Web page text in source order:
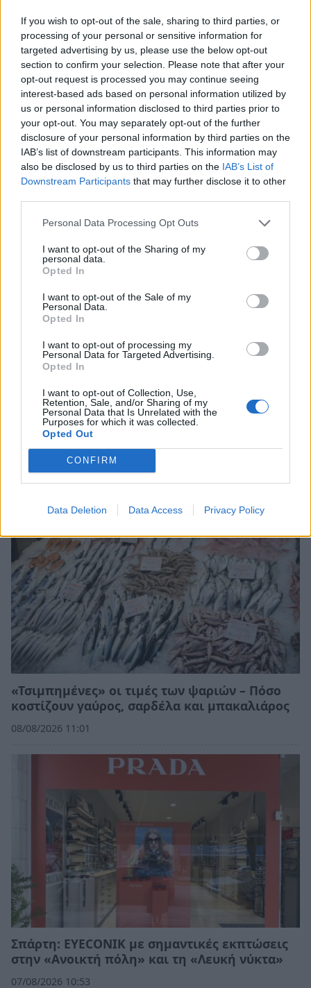
If you wish to opt-out of the sale, sharing to third parties, or
processing of your personal or sensitive information for
targeted advertising by us, please use the below opt-out
section to confirm your selection. Please note that after your
opt-out request is processed you may continue seeing
interest-based ads based on personal information utilized by
us or personal information disclosed to third parties prior to
your opt-out. You may separately opt-out of the further
disclosure of your personal information by third parties on the
IAB’s list of downstream participants. This information may
also be disclosed by us to third parties on the IAB’s List of
Downstream Participants that may further disclose it to other
Personal Data Processing Opt Outs
I want to opt-out of the Sharing of my
personal data.
Opted In
I want to opt-out of the Sale of my
Personal Data.
Opted In
I want to opt-out of processing my
Personal Data for Targeted Advertising.
Opted In
I want to opt-out of Collection, Use,
Retention, Sale, and/or Sharing of my
Personal Data that Is Unrelated with the
Purposes for which it was collected.
Opted Out
CONFIRM
Data Deletion Data Access Privacy Policy
Σχετικά Άρθρα
«Τσιμπημένες» οι τιμές των ψαριών – Πόσο
κοστίζουν γαύρος, σαρδέλα και μπακαλιάρος
08/08/2026 11:01
Σπάρτη: EYECONIK με σημαντικές εκπτώσεις
στην «Ανοικτή πόλη» και τη «Λευκή νύκτα»
07/08/2026 10:53